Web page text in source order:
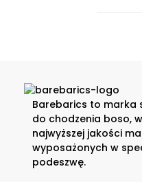
Barebarics to marka
do chodzenia boso,
najwyższej jakości
wyposażonych w
podeszwę.